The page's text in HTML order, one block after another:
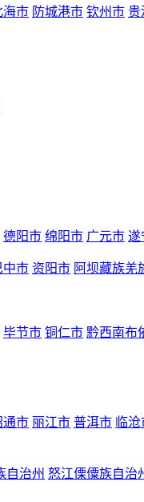
海市 防城港市 钦州市 贵
德阳市 绵阳市 广元市 遂
中市 资阳市 阿坝藏族羌
毕节市 铜仁市 黔西南布
通市 丽江市 普洱市 临
自治州 怒江傈僳族自治